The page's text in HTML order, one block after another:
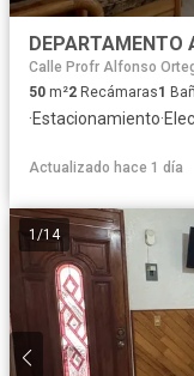
Calle Profr Alfonso
50 m²2 Recámaras1
·Estacionamiento·
Actualizado hace 1 día
1 /14